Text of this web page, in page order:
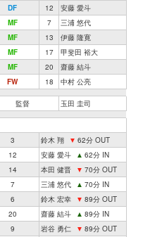
DF 12
安藤 愛斗
MF 7
三浦 悠代
MF 13
伊藤 隆寛
MF 17
甲斐田 裕大
MF 20
齋藤 結斗
FW 18 中村 公亮
監督 玉田 圭司
3 鈴木 翔 ▼ 62分 OUT
12 安藤 愛斗 ▲ 62分 IN
14 本田 健晋 ▼ 70分 OUT
7 三浦 悠代 ▲ 70分 IN
6
鈴木 宏幸 ▼ 89分 OUT
20
齋藤 結斗 ▲ 89分 IN
9
岩谷 勇仁 ▼ 89分 OUT